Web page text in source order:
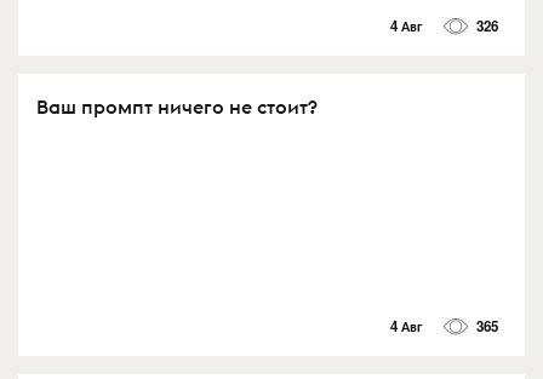
4 Авг 326
Ваш промпт ничего не стоит?
4 Авг 365